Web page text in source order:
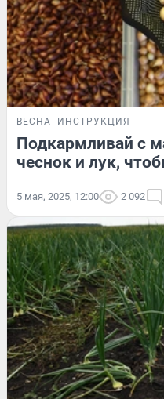
ВЕСНА ИНСТРУКЦИЯ
Подкармливай с
чеснок и лук,
5 мая, 2025, 12:00 2 092